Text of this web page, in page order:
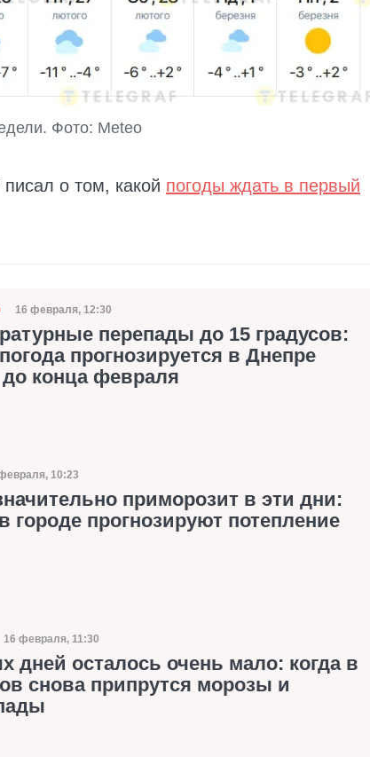
Фото: Мeteo
о том, какой погоды ждать в первый
Дата публикации
16 февраля, 12:30
перепады до 15 градусов:
прогнозируется в Днепре
до конца февраля
публикации
10:23
приморозит в эти дни:
городе прогнозируют потепление
Дата публикации
16 февраля, 11:30
дней осталось очень мало: когда в
снова припрутся морозы и